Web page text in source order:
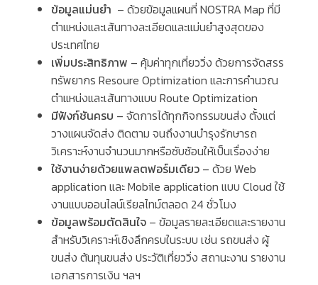
ข้อมูลแม่นยำ –ด้วยข้อมูลแผนที่ NOSTRA Mapที่มี
ตำแหน่งและเส้นทางละเอียดและแม่นยำสูงสุดของ
ประเทศไทย
เพิ่มประสิทธิภาพ –คุ้มค่าทุกเที่ยววิ่ง ด้วยการจัดสรร
ทรัพยากร Resoure Optimizationและการคำนวณ
ตำแหน่งและเส้นทางแบบ Route Optimization
มีฟังก์ชันครบ –จัดการได้ทุกกิจกรรมขนส่ง ตั้งแต่
วางแผนจัดส่ง ติดตาม จนถึงงานบำรุงรักษารถ
วิเคราะห์งานจำนวนมากหรือซับซ้อนให้เป็นเรื่องง่าย
ใช้งานง่ายด้วยแพลตฟอร์มเดียว –ด้วย Web
applicationและMobile applicationแบบ Cloudใช้
งานแบบออนไลน์เรียลไทม์ตลอด 24ชั่วโมง
ข้อมูลพร้อมตัดสินใจ –ข้อมูลรายละเอียดและรายงาน
สำหรับวิเคราะห์เชิงลึกครบในระบบ เช่น รถขนส่ง ผู้
ขนส่ง ต้นทุนขนส่ง ประวัติเที่ยววิ่ง สถานะงาน รายงาน
เอกสารการเงิน ฯลฯ